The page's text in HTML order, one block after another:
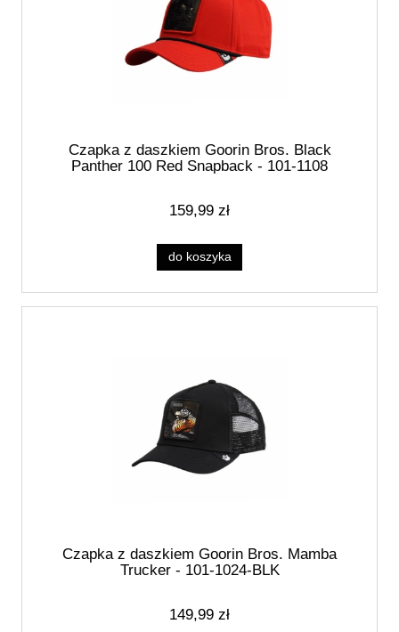
Czapka z daszkiem Goorin Bros. Black
Panther 100 Red Snapback - 101-1108
159,99 zł
do koszyka
Czapka z daszkiem Goorin Bros. Mamba
Trucker - 101-1024-BLK
149,99 zł